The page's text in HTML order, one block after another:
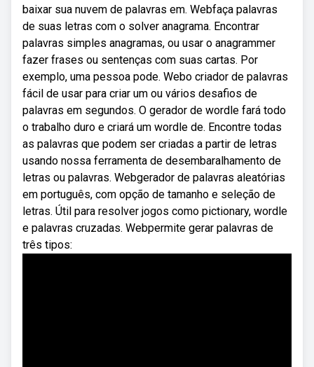
baixar sua nuvem de palavras em. Webfaça palavras
de suas letras com o solver anagrama. Encontrar
palavras simples anagramas, ou usar o anagrammer
fazer frases ou sentenças com suas cartas. Por
exemplo, uma pessoa pode. Webo criador de palavras
fácil de usar para criar um ou vários desafios de
palavras em segundos. O gerador de wordle fará todo
o trabalho duro e criará um wordle de. Encontre todas
as palavras que podem ser criadas a partir de letras
usando nossa ferramenta de desembaralhamento de
letras ou palavras. Webgerador de palavras aleatórias
em português, com opção de tamanho e seleção de
letras. Útil para resolver jogos como pictionary, wordle
e palavras cruzadas. Webpermite gerar palavras de
três tipos: